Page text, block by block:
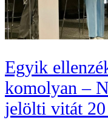
Egyik
komolyan –
jelölti vitát